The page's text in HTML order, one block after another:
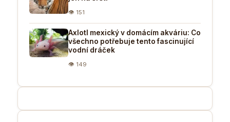
👁 151
Axlotl mexický v domácím akváriu: Co
všechno potřebuje tento fascinující
vodní dráček
👁 149